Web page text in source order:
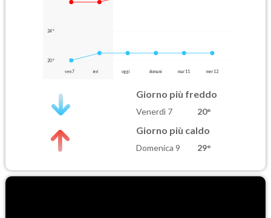
24°
20°
ven 7 ieri oggi domani mar 11 mer 12
Giorno più freddo
Venerdì 7 20°
Giorno più caldo
Domenica 9 29°